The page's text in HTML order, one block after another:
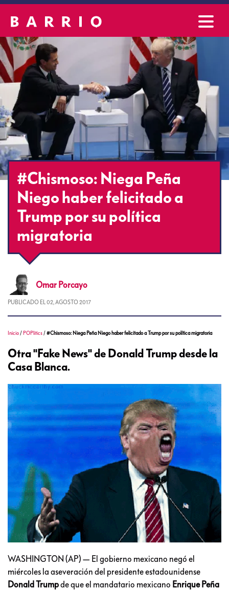
#Chismoso: Niega Peña
Niego haber felicitado a
Trump por su política
migratoria
Omar Porcayo
PUBLICADO EL 02, AGOSTO 2017
Inicio / POPlitics /#Chismoso: Niega Peña Niego haber felicitado a Trump por su política migratoria
Otra "Fake News" de Donald Trump desde la
Casa Blanca.
WASHINGTON (AP) — El gobierno mexicano negó el
miércoles la aseveración del presidente estadounidense
Donald Trumpde que el mandatario mexicano Enrique Peña